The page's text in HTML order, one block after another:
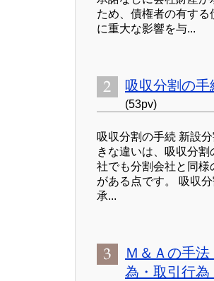
ため、債権者の有する
に重大な影響を与...
吸収分割の手
(53pv)
吸収分割の手続 新設
きな違いは、吸収分割
社でも分割会社と同様
がある点です。 吸収
承...
Ｍ＆Ａの手
為・取引行